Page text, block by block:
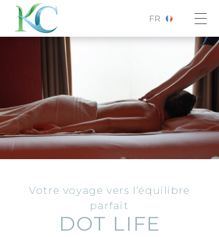
FR
Votre voyage vers l’équilibre
parfait
DOT LIFE